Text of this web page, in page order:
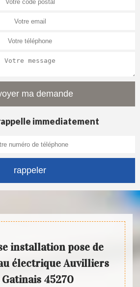
immediatement
installation pose de
électrique Auvilliers
45270